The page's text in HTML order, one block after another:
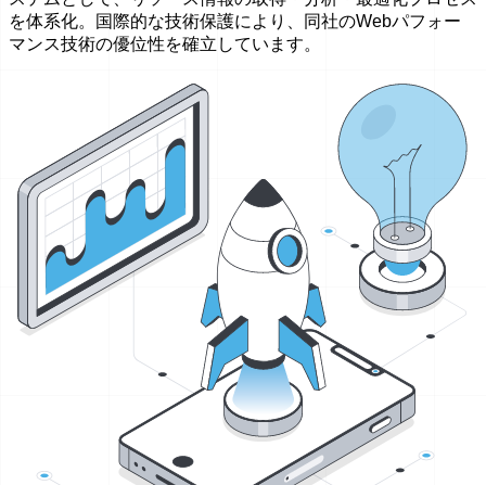
を体系化。国際的な技術保護により、同社のWebパフォー
マンス技術の優位性を確立しています。